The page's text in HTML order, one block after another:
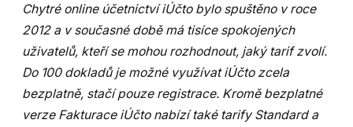
Chytré online účetnictví iÚčto bylo spuštěno v roce
2012 a v současné době má tisíce spokojených
uživatelů, kteří se mohou rozhodnout, jaký tarif zvolí.
Do 100 dokladů je možné využívat iÚčto zcela
bezplatně, stačí pouze registrace. Kromě bezplatné
verze Fakturace iÚčto nabízí také tarify Standard a